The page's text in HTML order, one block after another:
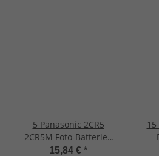
5 Panasonic 2CR5
2CR5M Foto-Batterien
Lithium
15,84 € *